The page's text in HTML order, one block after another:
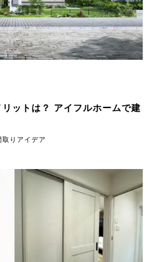
ットは？ アイフルホームで建
取りアイデア